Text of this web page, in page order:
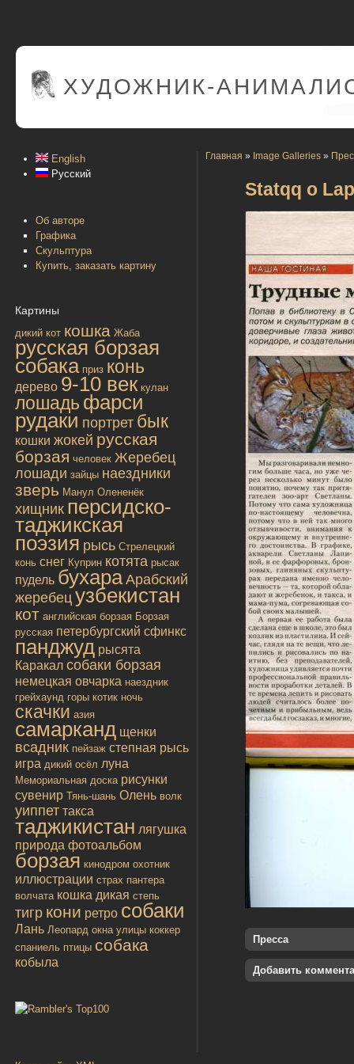
ХУДОЖНИК-
English
Русский
Об авторе
Графика
Скульптура
Купить, заказать картину
Картины
дикий кот кошка Жаба
русская борзая
собака приз конь
дерево 9-10 век кулан
лошадь фарси
рудаки портрет бык
кошки жокей русская
борзая человек Жеребец
лошади зайцы наездники
зверь Манул Олененёк
хищник персидско-
таджикская
поэзия рысь Стрелецкий
конь снег Куприн котята рысак
пудель бухара Арабский
жеребец узбекистан
кот английская борзая Борзая
русская петербургский сфинкс
панджуд рысята
Каракал собаки борзая
немецкая овчарка наездник
грейхаунд горы котик ночь
скачки азия
самарканд щенки
всадник пейзаж степная рысь
игра дикий осёл луна
Мемориальная доска рисунки
сувенир Тянь-шань Олень волк
уиппет такса
таджикистан лягушка
природа фотоальбом
борзая кинодром охотник
иллюстрации страх пантера
волчата кошка дикая степь
тигр кони ретро собаки
Лань Леопард окна улицы коккер
спаниель птицы собака
кобыла
Главная » Image Galleries »
Statqq o
Пресса
Добавить